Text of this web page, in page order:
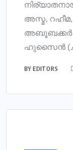
അസ്മ,
അബൂബക്കര്‍
ഹുസൈന്‍
BY EDITORS